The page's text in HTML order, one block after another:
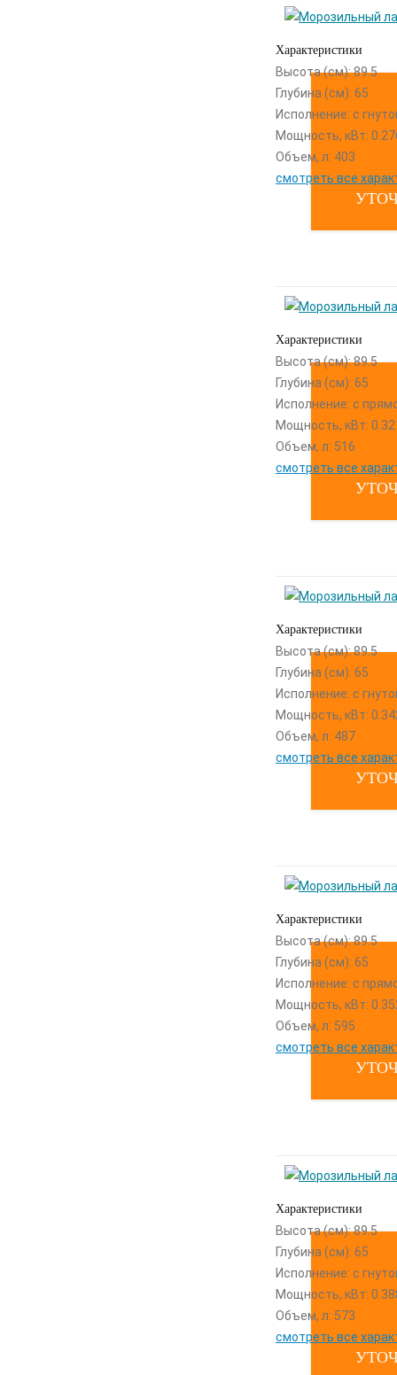
Характеристики
Высота (см): 89.5
Глубина (см): 65
Исполнение: с
Мощность, кВт:
Объем, л: 403
смотреть все
Характеристики
Высота (см): 89.5
Глубина (см): 65
Исполнение: с
Мощность, кВт:
Объем, л: 516
смотреть все
Характеристики
Высота (см): 89.5
Глубина (см): 65
Исполнение: с
Мощность, кВт:
Объем, л: 487
смотреть все
Характеристики
Высота (см): 89.5
Глубина (см): 65
Исполнение: с
Мощность, кВт:
Объем, л: 595
смотреть все
Характеристики
Высота (см): 89.5
Глубина (см): 65
Исполнение: с
Мощность, кВт:
Объем, л: 573
смотреть все